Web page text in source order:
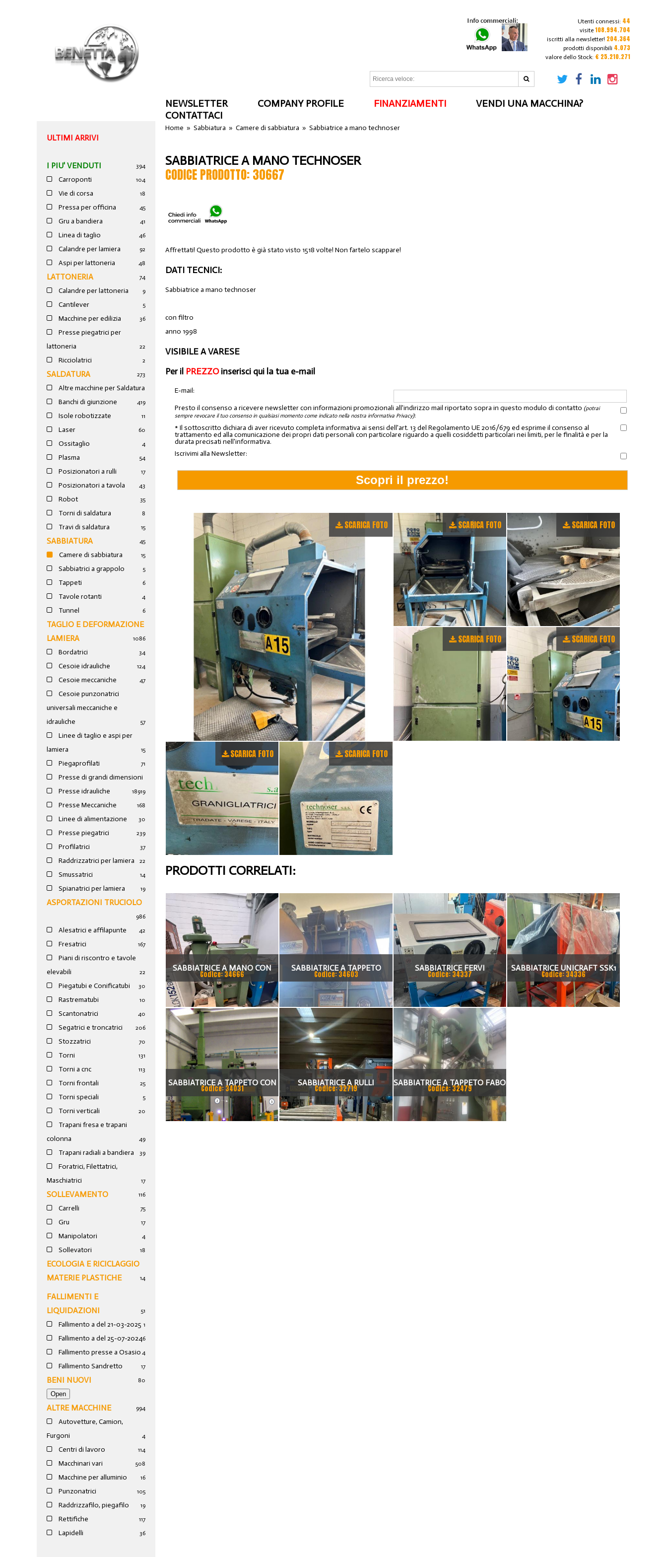
Utenti connessi: 44
visite 108.994.704
iscritti alla newsletter! 204.364
prodotti disponibili 4.073
valore dello Stock: € 25.210.271
NEWSLETTER COMPANY PROFILE FINANZIAMENTI
VENDI UNA MACCHINA?
CONTATTACI
ULTIMI ARRIVI
I PIU' VENDUTI 394
Carroponti 104
Vie di corsa 18
Pressa per officina 45
Gru a bandiera 41
Linea di taglio 46
Calandre per lamiera 92
Aspi per lattoneria 48
LATTONERIA 74
Calandre per lattoneria 9
Cantilever 5
Macchine per edilizia 36
Presse piegatrici per
lattoneria
22
Ricciolatrici 2
SALDATURA 273
Altre macchine per Saldatura
19
Banchi di giunzione 4
Isole robotizzate 11
Laser 60
Ossitaglio 4
Plasma 54
Posizionatori a rulli 17
Posizionatori a tavola 43
Robot 35
Torni di saldatura 8
Travi di saldatura 15
SABBIATURA 45
Camere di sabbiatura 15
Sabbiatrici a grappolo 5
Tappeti 6
Tavole rotanti 4
Tunnel 6
TAGLIO E DEFORMAZIONE
LAMIERA
1086
Bordatrici 34
Cesoie idrauliche 124
Cesoie meccaniche 47
Cesoie punzonatrici
universali meccaniche e
idrauliche
57
Linee di taglio e aspi per
lamiera
15
Piegaprofilati 71
Presse di grandi dimensioni
19
Presse idrauliche 189
Presse Meccaniche 168
Linee di alimentazione 30
Presse piegatrici 239
Profilatrici 37
Raddrizzatrici per lamiera 22
Smussatrici 14
Spianatrici per lamiera 19
ASPORTAZIONI TRUCIOLO
986
Alesatrici e affilapunte 42
Fresatrici 167
Piani di riscontro e tavole
elevabili
22
Piegatubi e Conificatubi 30
Rastrematubi 10
Scantonatrici 40
Segatrici e troncatrici 206
Stozzatrici 70
Torni 131
Torni a cnc 113
Torni frontali 25
Torni speciali 5
Torni verticali 20
Trapani fresa e trapani
colonna
49
Trapani radiali a bandiera 39
Foratrici, Filettatrici,
Maschiatrici
17
SOLLEVAMENTO 116
Carrelli 75
Gru 17
Manipolatori 4
Sollevatori 18
ECOLOGIA E RICICLAGGIO
MATERIE PLASTICHE
14
FALLIMENTI E
LIQUIDAZIONI
51
Fallimento a del 21-03-2025 1
Fallimento a del 25-07-20246
Fallimento presse a Osasio 4
Fallimento Sandretto 17
BENI NUOVI 80
ALTRE MACCHINE 994
Autovetture, Camion,
Furgoni
4
Centri di lavoro 114
Macchinari vari 508
Macchine per alluminio 16
Punzonatrici 105
Raddrizzafilo, piegafilo 19
Rettifiche 117
Lapidelli 36
Home »Sabbiatura »Camere di sabbiatura »Sabbiatrice a mano technoser
SABBIATRICE A MANO TECHNOSER
CODICE PRODOTTO: 30667
Affrettati! Questo prodotto è già stato visto 1518 volte! Non fartelo scappare!
DATI TECNICI:
Sabbiatrice a mano technoser
con filtro
anno 1998
VISIBILE A VARESE
Per il PREZZOinserisci qui la tua e-mail
E-mail:
Presto il consenso a ricevere newsletter con informazioni promozionali all'indirizzo mail riportato sopra in questo modulo di contatto (potrai
sempre revocare il tuo consenso in qualsiasi momento come indicato nella nostra informativa Privacy):
* Il sottoscritto dichiara di aver ricevuto completa informativa ai sensi dell'art. 13 del Regolamento UE 2016/679 ed esprime il consenso al
trattamento ed alla comunicazione dei propri dati personali con particolare riguardo a quelli cosiddetti particolari nei limiti, per le finalità e per la
durata precisati nell'informativa.
Iscrivimi alla Newsletter:
SCARICA FOTO SCARICA FOTO SCARICA FOTO
SCARICA FOTO SCARICA FOTO
SCARICA FOTO SCARICA FOTO
PRODOTTI CORRELATI:
SABBIATRICE A MANO CON
FILTRO
Codice: 34666
SABBIATRICE A TAPPETO
COGEIM
Codice: 34603
SABBIATRICE FERVI
Codice: 34337
SABBIATRICE UNICRAFT SSK1
Codice: 34336
SABBIATRICE A TAPPETO CON
LIBRETTO
Codice: 34031
SABBIATRICE A RULLI
1500X1300H 4 TURBINE
Codice: 32719
SABBIATRICE A TAPPETO FABO
TG 10
Codice: 32479